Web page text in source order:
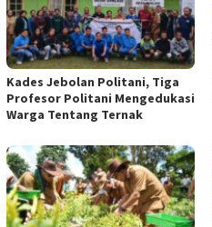
Kades Jebolan Politani, Tiga
Profesor Politani Mengedukasi
Warga Tentang Ternak